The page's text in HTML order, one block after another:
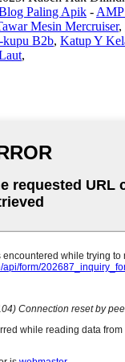
Paling Apik -
Mesin Mercruiser,
B2b, Katup Y
,